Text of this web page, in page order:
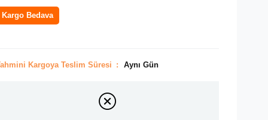
Kargo Bedava
Kargoya Teslim Süresi : Aynı Gün